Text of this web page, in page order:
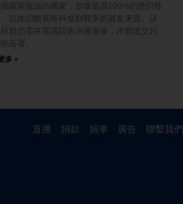
俄羅斯能源的國家，加徵最高100%的懲罰性
，以此切斷莫斯科發動戰爭的資金來源。該
目前仍需在眾議院表決通過後，才能送交川
簽署。
多 »
直播 捐款 捐車 廣告 聯繫我們